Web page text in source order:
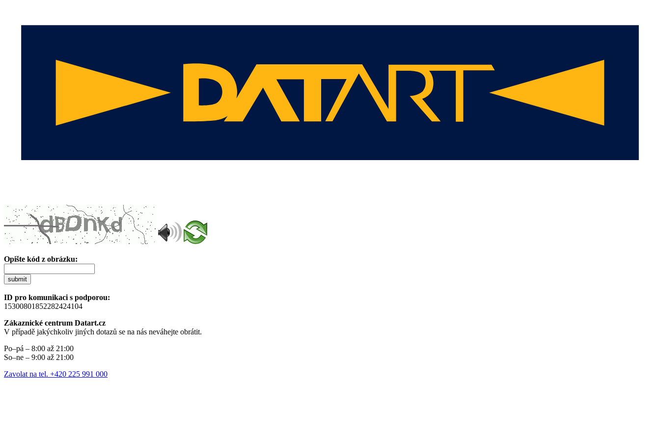
Opište kód z obrázku:
submit
ID pro komunikaci s podporou:
15300801852282424104
Zákaznické centrum Datart.cz
V případě jakýchkoliv jiných dotazů se na nás neváhejte obrátit.
Po–pá – 8:00 až 21:00
So–ne – 9:00 až 21:00
Zavolat na tel. +420 225 991 000